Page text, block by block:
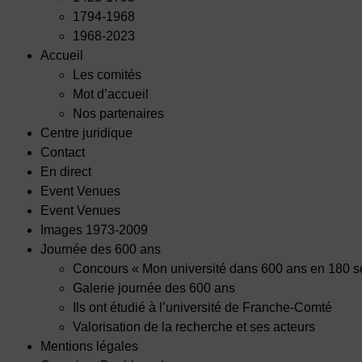
1794-1968
1968-2023
Accueil
Les comités
Mot d’accueil
Nos partenaires
Centre juridique
Contact
En direct
Event Venues
Event Venues
Images 1973-2009
Journée des 600 ans
Concours « Mon université dans 600 ans en 180
Galerie journée des 600 ans
Ils ont étudié à l’université de Franche-Comté
Valorisation de la recherche et ses acteurs
Mentions légales